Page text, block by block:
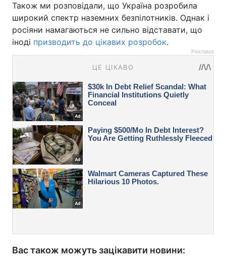
Також ми розповідали, що Україна розробила
широкий спектр наземних безпілотників. Однак і
росіяни намагаються не сильно відставати, що
іноді призводить до цікавих розробок.
Реклама
Вас також можуть зацікавити новини: